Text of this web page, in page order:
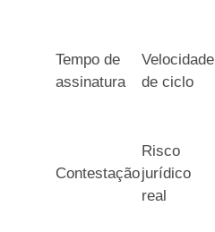
Tempo de
assinatura
Velocidade
de ciclo
Contestação
Risco
jurídico
real